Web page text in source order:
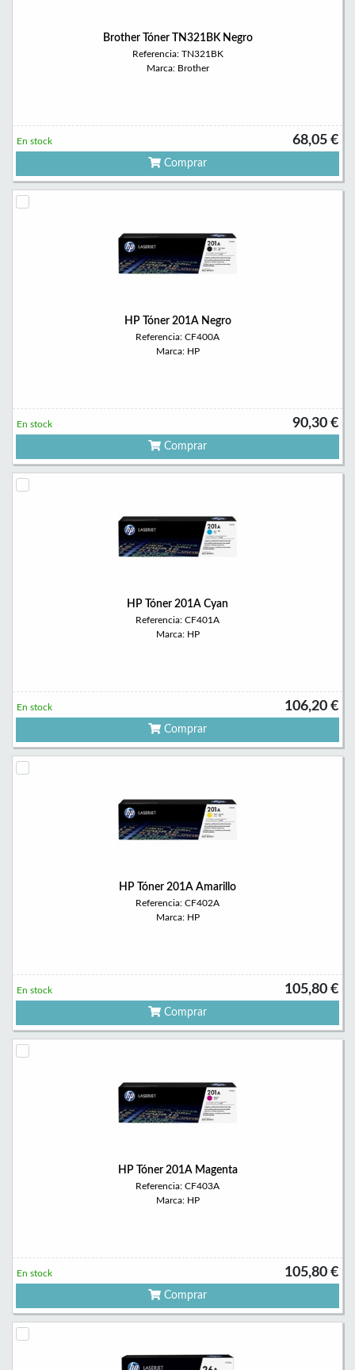
Brother Tóner TN321BK Negro
Referencia: TN321BK
Marca: Brother
68,05 €
En stock
Comprar
HP Tóner 201A Negro
Referencia: CF400A
Marca: HP
90,30 €
En stock
Comprar
HP Tóner 201A Cyan
Referencia: CF401A
Marca: HP
106,20 €
En stock
Comprar
HP Tóner 201A Amarillo
Referencia: CF402A
Marca: HP
105,80 €
En stock
Comprar
HP Tóner 201A Magenta
Referencia: CF403A
Marca: HP
105,80 €
En stock
Comprar